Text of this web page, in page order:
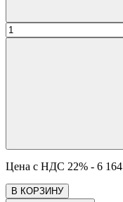
Цена с НДС 22% - 6
В КОРЗИНУ